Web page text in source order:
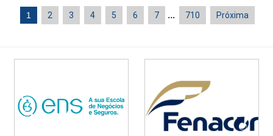
1 2 3 4 5 6 7 ... 710 Próxima